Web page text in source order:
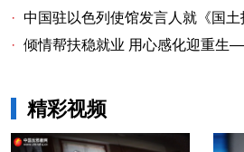
· 中国驻以色列使馆发言人就《国土报》发文
· 倾情帮扶稳就业 用心感化迎重生——一
精彩视频